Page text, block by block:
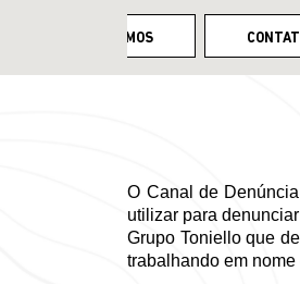
QUEM SOMOS
O Canal de
utilizar para
Grupo Toniello que
trabalhando em nome